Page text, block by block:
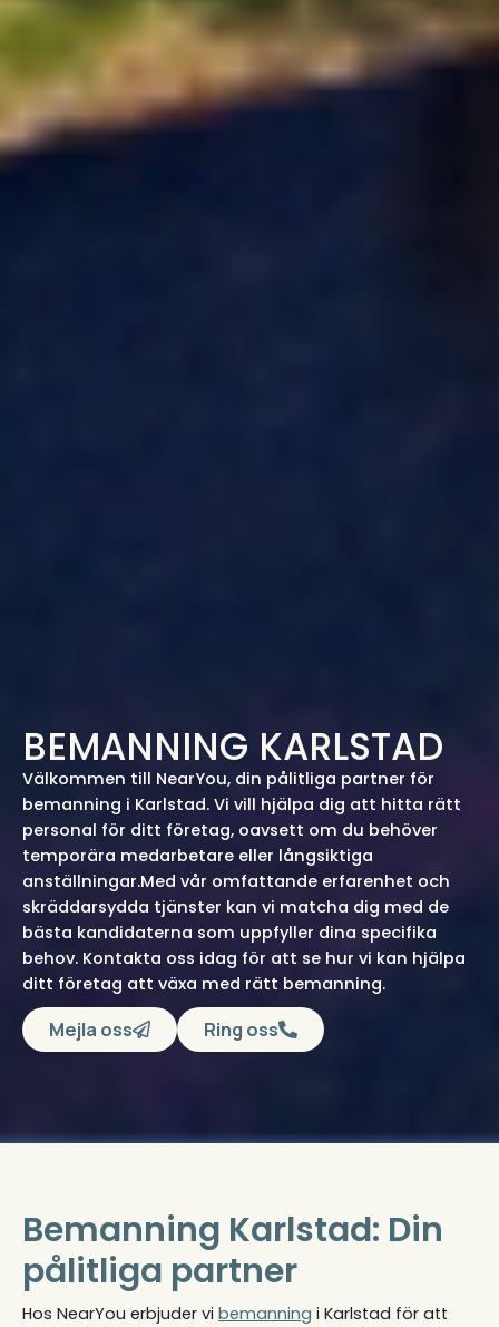
BEMANNING KARLSTAD
Välkommen till NearYou, din pålitliga partner för
bemanning i Karlstad. Vi vill hjälpa dig att hitta rätt
personal för ditt företag, oavsett om du behöver
temporära medarbetare eller långsiktiga
anställningar.Med vår omfattande erfarenhet och
skräddarsydda tjänster kan vi matcha dig med de
bästa kandidaterna som uppfyller dina specifika
behov. Kontakta oss idag för att se hur vi kan hjälpa
ditt företag att växa med rätt bemanning.
Mejla oss Ring oss
Bemanning Karlstad: Din
pålitliga partner
Hos NearYou erbjuder vi bemanning i Karlstad för att